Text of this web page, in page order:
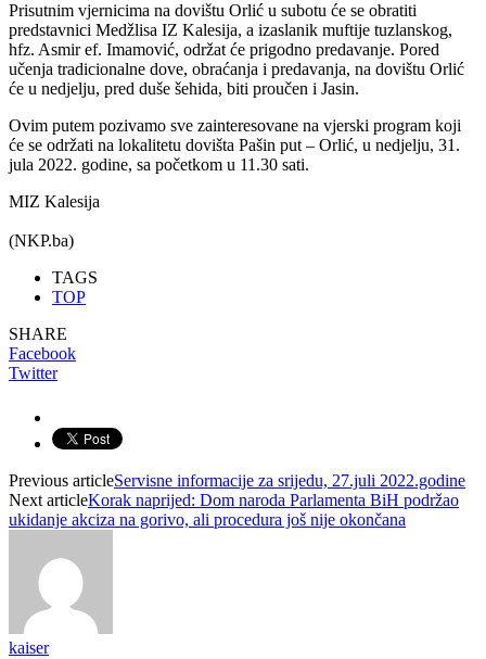
Prisutnim vjernicima na dovištu Orlić u subotu će se obratiti
predstavnici Medžlisa IZ Kalesija, a izaslanik muftije tuzlanskog,
hfz. Asmir ef. Imamović, održat će prigodno predavanje. Pored
učenja tradicionalne dove, obraćanja i predavanja, na dovištu Orlić
će u nedjelju, pred duše šehida, biti proučen i Jasin.
Ovim putem pozivamo sve zainteresovane na vjerski program koji
će se održati na lokalitetu dovišta Pašin put – Orlić, u nedjelju, 31.
jula 2022. godine, sa početkom u 11.30 sati.
MIZ Kalesija
(NKP.ba)
TAGS
TOP
SHARE
Facebook
Twitter
Previous articleServisne informacije za srijedu, 27.juli 2022.godine
Next articleKorak naprijed: Dom naroda Parlamenta BiH podržao
ukidanje akciza na gorivo, ali procedura još nije okončana
kaiser